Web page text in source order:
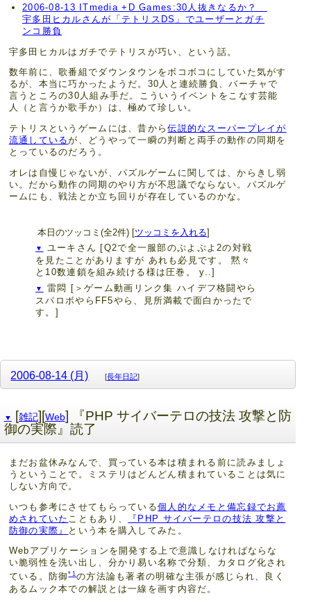
2006-08-13 ITmedia +D Games:30人抜きなるか？
宇多田ヒカルさんが「テトリスDS」でユーザーとガチ
ンコ勝負
宇多田ヒカルはガチでテトリスが巧い、という話。
数年前に、歌番組でダウンタウンをボコボコにしていた気がす
るが、本当に巧かったようだ。30人と連続勝負、バーチャで
言うところの30人組み手だ。こういうイベントをこなす芸能
人（と言うか歌手か）は、極めて珍しい。
テトリスというゲームには、昔から伝説的なスーパープレイが
流通しているが、どうやって一瞬の判断と両手の動作の同期を
とっているのだろう。
オレは自慢じゃないが、パズルゲームに関しては、からきし弱
い。だから動作の同期のやり方が不思議でならない。パズルゲ
ームにも、戦法とか立ち回りが存在しているのかな。
本日のツッコミ(全2件) [ツッコミを入れる]
▼ ユーキさん [Q2で全一服部のぷよぷよ2の対戦
を見たことがありますが あれも必見です。 黙々
と10数連鎖を組み続ける様は圧巻。 y..]
▼ 雷悶
[＞ゲーム動画リンク集 ハイデフ格闘やら
スパロボやらFF5やら、見所満載で面白かったで
す。]
2006-08-14 (月) [長年日記]
▼ [雑記][Web] 『PHP サイバーテロの技法 攻撃と防
御の実際』読了
まだお盆休みなんで、買っている本は積まれる前に読みましょ
うということで。ミステリはどんどん積まれていることは気に
しない方向で。
いつも参考にさせてもらっている個人的なメモと備忘録でお薦
めされていた こともあり、
『PHP サイバーテロの技法 攻撃と
防御の実際』
という本を購入してみた。
Webアプリケーションを開発する上で意識しなければならな
い脆弱性を洗い出し、分かり易い名称で分類、カタログ化され
ている。防御*1の方法論も著者の明確な主張が感じられ、良く
あるムック本での解説とは一線を画す内容だ。